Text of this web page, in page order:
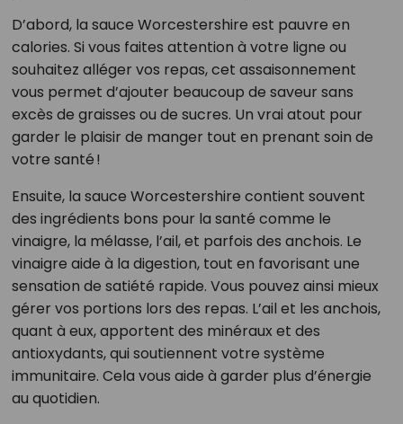
D’abord, la sauce Worcestershire est pauvre en
calories. Si vous faites attention à votre ligne ou
souhaitez alléger vos repas, cet assaisonnement
vous permet d’ajouter beaucoup de saveur sans
excès de graisses ou de sucres. Un vrai atout pour
garder le plaisir de manger tout en prenant soin de
votre santé !
Ensuite, la sauce Worcestershire contient souvent
des ingrédients bons pour la santé comme le
vinaigre, la mélasse, l’ail, et parfois des anchois. Le
vinaigre aide à la digestion, tout en favorisant une
sensation de satiété rapide. Vous pouvez ainsi mieux
gérer vos portions lors des repas. L’ail et les anchois,
quant à eux, apportent des minéraux et des
antioxydants, qui soutiennent votre système
immunitaire. Cela vous aide à garder plus d’énergie
au quotidien.